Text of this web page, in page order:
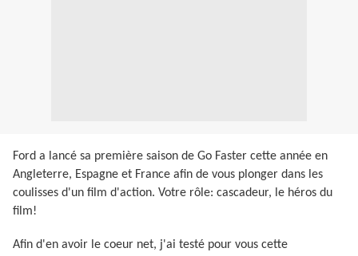
Ford a lancé sa première saison de Go Faster cette année en
Angleterre, Espagne et France afin de vous plonger dans les
coulisses d'un film d'action. Votre rôle: cascadeur, le héros du
film!
Afin d'en avoir le coeur net, j'ai testé pour vous cette